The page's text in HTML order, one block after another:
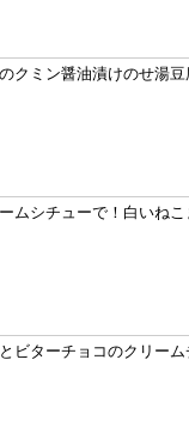
クミン醤油漬けのせ湯豆
ムシチューで！白いね
ビターチョコのクリーム